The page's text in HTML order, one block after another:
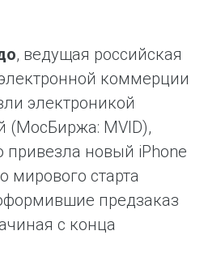
, ведущая российская
коммерции
электроникой
(МосБиржа: MVID),
привезла новый iPhone
мирового старта
предзаказ
с конца